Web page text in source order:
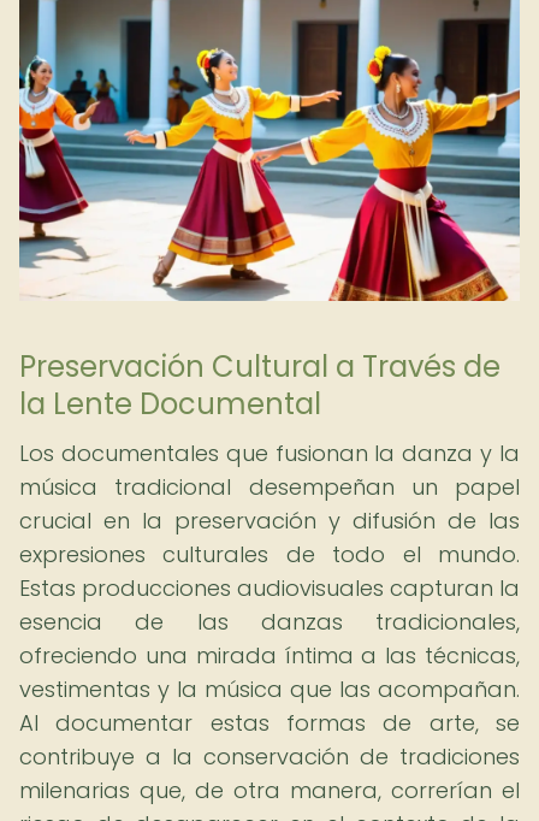
Preservación Cultural a Través de
la Lente Documental
Los documentales que fusionan la danza y la
música tradicional desempeñan un papel
crucial en la preservación y difusión de las
expresiones culturales de todo el mundo.
Estas producciones audiovisuales capturan la
esencia de las danzas tradicionales,
ofreciendo una mirada íntima a las técnicas,
vestimentas y la música que las acompañan.
Al documentar estas formas de arte, se
contribuye a la conservación de tradiciones
milenarias que, de otra manera, correrían el